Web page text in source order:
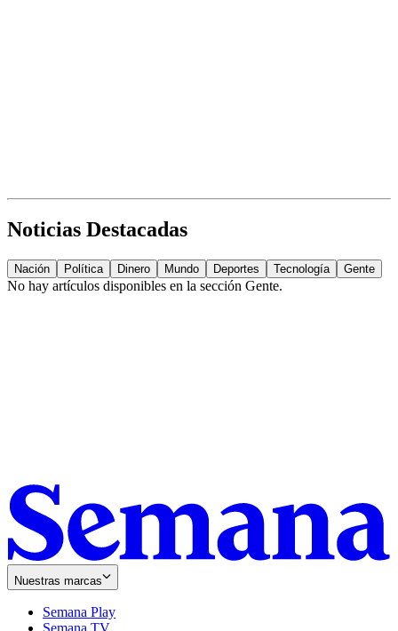
Noticias Destacadas
Nación Política Dinero Mundo Deportes Tecnología Gente
No hay artículos disponibles en la sección Gente.
Nuestras marcas
Semana Play